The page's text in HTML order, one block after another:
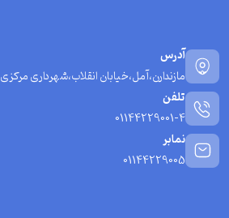
آدرس
مازندارن،آمل،خیابان انقلاب،شهرداری مرکزی
تلفن
01144229001-4
نمابر
01144229005